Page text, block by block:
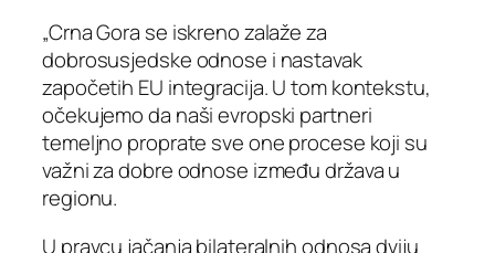
„Crna Gora se iskreno zalaže za
dobrosusjedske odnose i nastavak
započetih EU integracija. U tom kontekstu,
očekujemo da naši evropski partneri
temeljno proprate sve one procese koji su
važni za dobre odnose između država u
regionu.
U pravcu jačanja bilateralnih odnosa dviju